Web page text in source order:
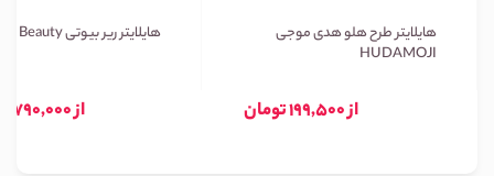
هایلایتر طرح هلو هدی موجی
HUDAMOJI
از 199,500 تومان
هایلایتر ریر بیوتی Rare Beauty
از 790,000 تومان